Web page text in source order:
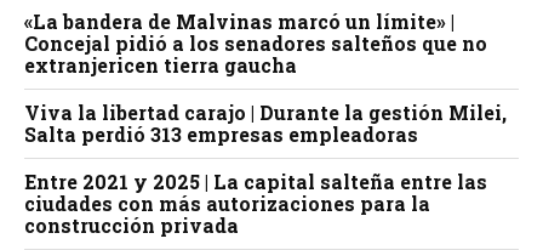
«La bandera de Malvinas marcó un límite» |
Concejal pidió a los senadores salteños que no
extranjericen tierra gaucha
Viva la libertad carajo | Durante la gestión Milei,
Salta perdió 313 empresas empleadoras
Entre 2021 y 2025 | La capital salteña entre las
ciudades con más autorizaciones para la
construcción privada